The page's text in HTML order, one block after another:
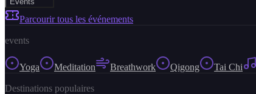
Parcourir tous les événements
events
Yoga Meditation Breathwork Qigong Tai Chi
Destinations populaires